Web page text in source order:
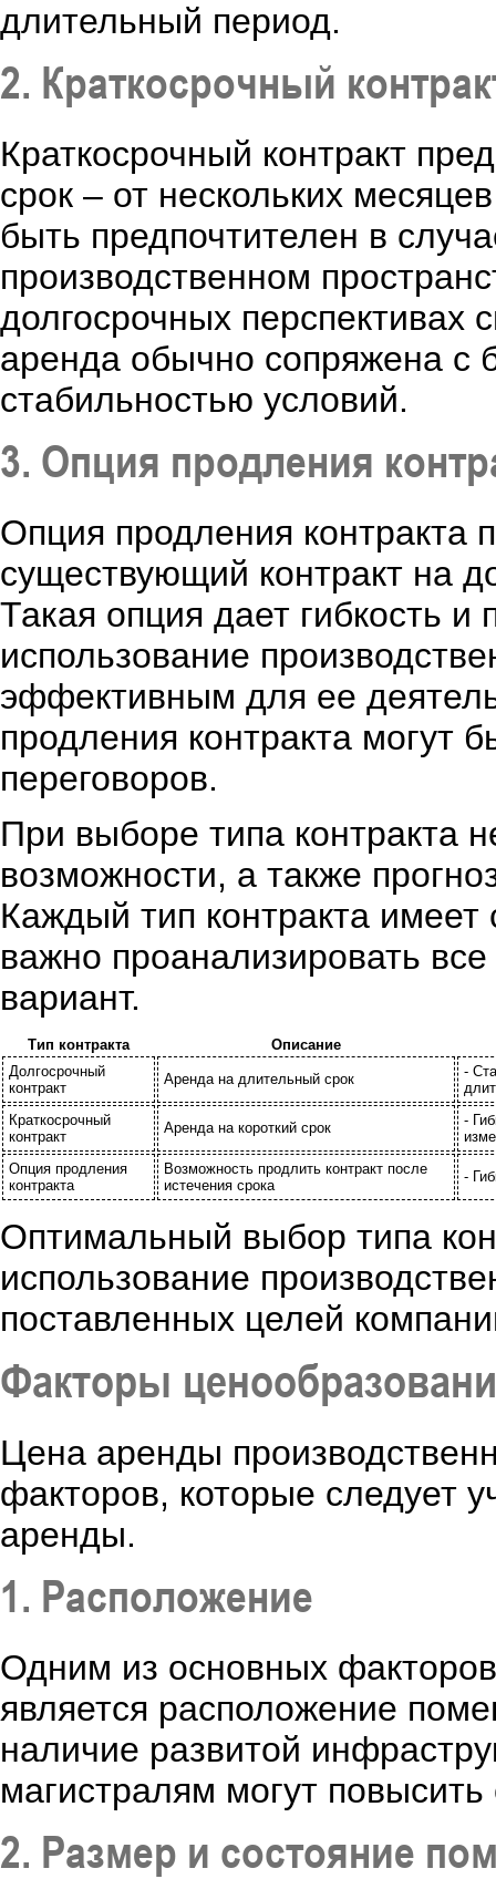
длительный период.
2. Краткосрочный
Краткосрочный контракт
срок – от нескольких
быть предпочтителен в
производственном
долгосрочных перспективах
аренда обычно сопряжена с
стабильностью условий.
3. Опция продления
Опция продления контракта
существующий контракт на
Такая опция дает гибкость
использование
эффективным для ее
продления контракта могут
переговоров.
При выборе типа контракта
возможности, а также
Каждый тип контракта
важно проанализировать
вариант.
Тип контракта
Описание
Долгосрочный
контракт
Аренда на длительный срок
-
Краткосрочный
контракт
Аренда на короткий срок
-
Опция продления
контракта
Возможность продлить контракт после
истечения срока
-
Оптимальный выбор типа
использование
поставленных целей
Факторы
Цена аренды
факторов, которые следует
аренды.
1. Расположение
Одним из основных
является расположение
наличие развитой
магистралям могут
2. Размер и состояние